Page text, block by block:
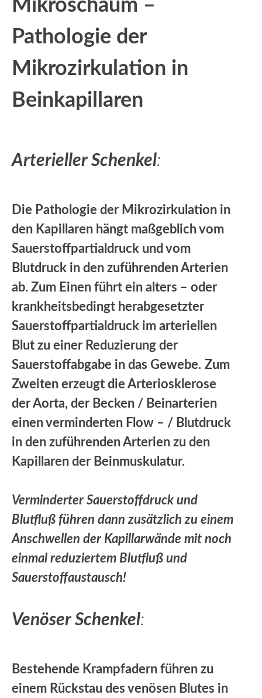
Mikroschaum –
Pathologie der
Mikrozirkulation in
Beinkapillaren
Arterieller Schenkel:
Die Pathologie der Mikrozirkulation in
den Kapillaren hängt maßgeblich vom
Sauerstoffpartialdruck und vom
Blutdruck in den zuführenden Arterien
ab. Zum Einen führt ein alters – oder
krankheitsbedingt herabgesetzter
Sauerstoffpartialdruck im arteriellen
Blut zu einer Reduzierung der
Sauerstoffabgabe in das Gewebe. Zum
Zweiten erzeugt die Arteriosklerose
der Aorta, der Becken / Beinarterien
einen verminderten Flow – / Blutdruck
in den zuführenden Arterien zu den
Kapillaren der Beinmuskulatur.
Verminderter Sauerstoffdruck und
Blutfluß führen dann zusätzlich zu einem
Anschwellen der Kapillarwände mit noch
einmal reduziertem Blutfluß und
Sauerstoffaustausch!
Venöser Schenkel:
Bestehende Krampfadern führen zu
einem Rückstau des venösen Blutes in